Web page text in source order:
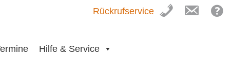
Rückrufservice
Hilfe & Service